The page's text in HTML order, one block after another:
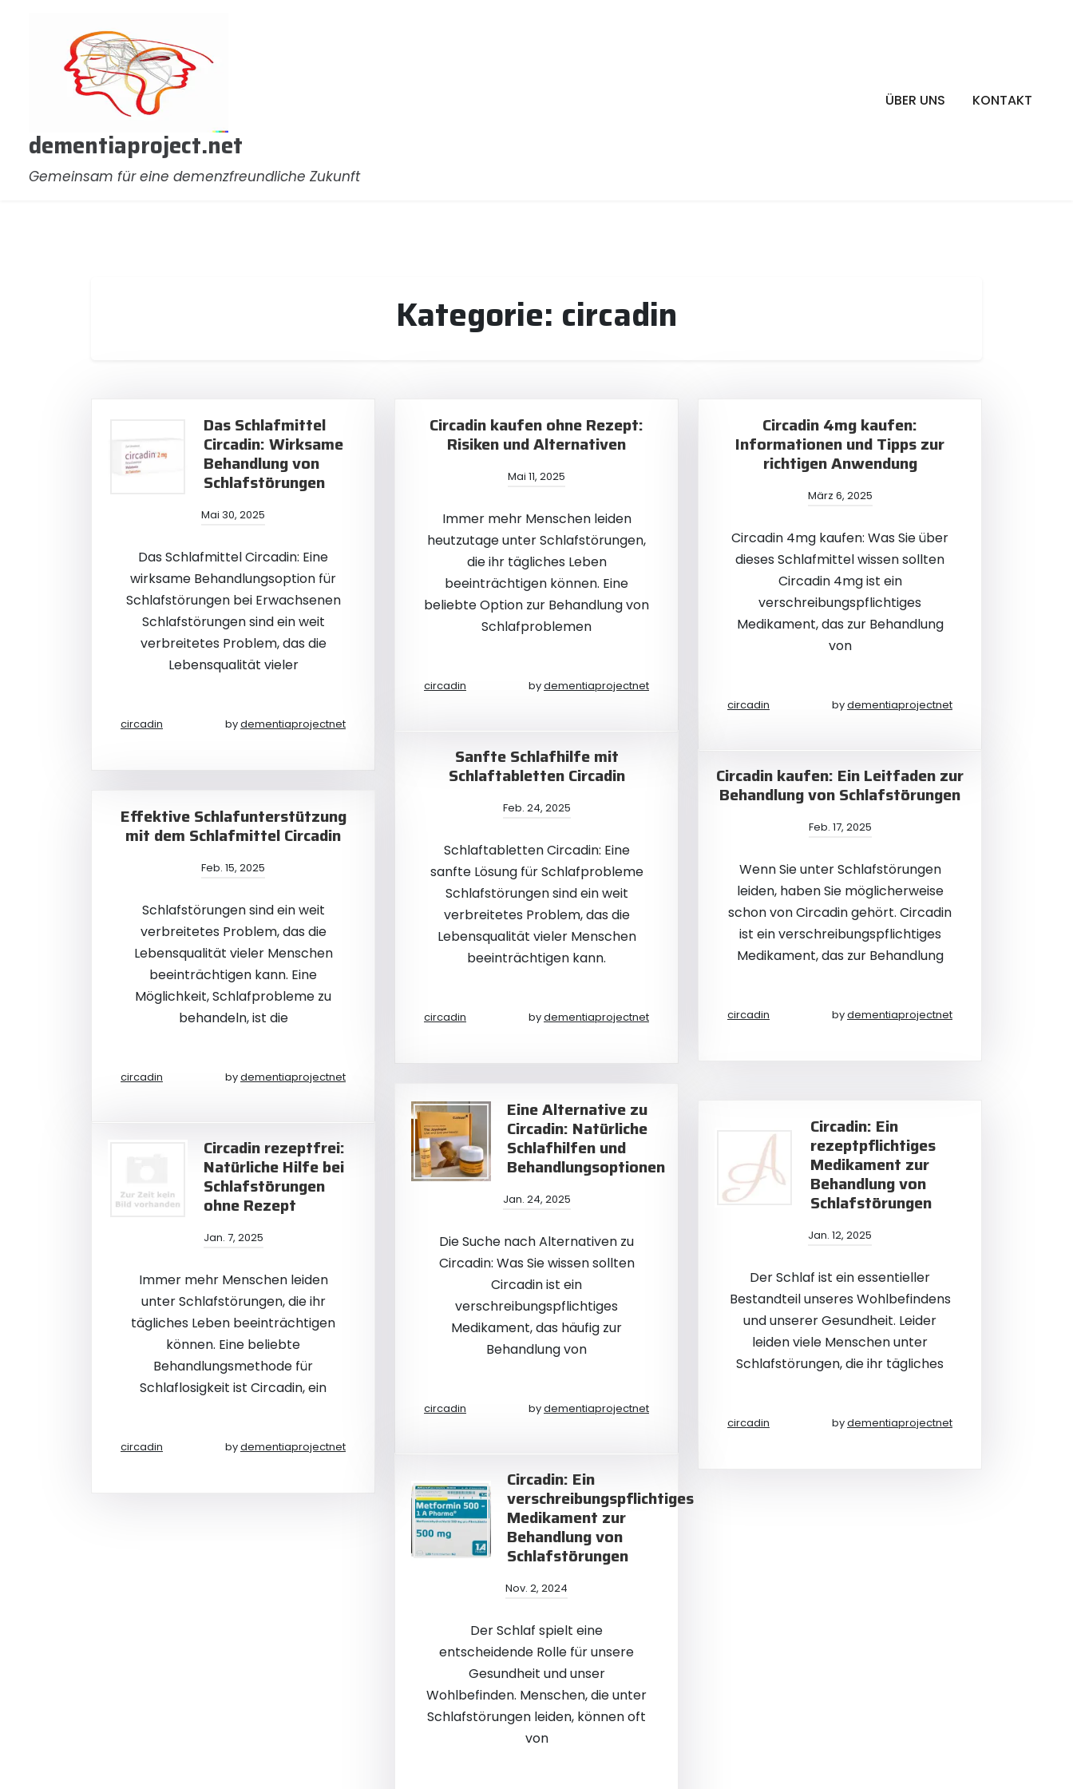
dementiaproject.net
Gemeinsam für eine demenzfreundliche Zukunft
ÜBER UNS KONTAKT
Kategorie: circadin
Das Schlafmittel
Circadin: Wirksame
Behandlung von
Schlafstörungen
Mai 30, 2025
Das Schlafmittel Circadin: Eine
wirksame Behandlungsoption für
Schlafstörungen bei Erwachsenen
Schlafstörungen sind ein weit
verbreitetes Problem, das die
Lebensqualität vieler
circadin bydementiaprojectnet
Circadin kaufen ohne Rezept:
Risiken und Alternativen
Mai 11, 2025
Immer mehr Menschen leiden
heutzutage unter Schlafstörungen,
die ihr tägliches Leben
beeinträchtigen können. Eine
beliebte Option zur Behandlung von
Schlafproblemen
circadin bydementiaprojectnet
Circadin 4mg kaufen:
Informationen und Tipps zur
richtigen Anwendung
März 6, 2025
Circadin 4mg kaufen: Was Sie über
dieses Schlafmittel wissen sollten
Circadin 4mg ist ein
verschreibungspflichtiges
Medikament, das zur Behandlung
von
circadin bydementiaprojectnet
Sanfte Schlafhilfe mit
Schlaftabletten Circadin
Feb. 24, 2025
Schlaftabletten Circadin: Eine
sanfte Lösung für Schlafprobleme
Schlafstörungen sind ein weit
verbreitetes Problem, das die
Lebensqualität vieler Menschen
beeinträchtigen kann.
circadin bydementiaprojectnet
Circadin kaufen: Ein Leitfaden zur
Behandlung von Schlafstörungen
Feb. 17, 2025
Wenn Sie unter Schlafstörungen
leiden, haben Sie möglicherweise
schon von Circadin gehört. Circadin
ist ein verschreibungspflichtiges
Medikament, das zur Behandlung
circadin bydementiaprojectnet
Effektive Schlafunterstützung
mit dem Schlafmittel Circadin
Feb. 15, 2025
Schlafstörungen sind ein weit
verbreitetes Problem, das die
Lebensqualität vieler Menschen
beeinträchtigen kann. Eine
Möglichkeit, Schlafprobleme zu
behandeln, ist die
circadin bydementiaprojectnet
Eine Alternative zu
Circadin: Natürliche
Schlafhilfen und
Behandlungsoptionen
Jan. 24, 2025
Die Suche nach Alternativen zu
Circadin: Was Sie wissen sollten
Circadin ist ein
verschreibungspflichtiges
Medikament, das häufig zur
Behandlung von
circadin bydementiaprojectnet
Circadin: Ein
rezeptpflichtiges
Medikament zur
Behandlung von
Schlafstörungen
Jan. 12, 2025
Der Schlaf ist ein essentieller
Bestandteil unseres Wohlbefindens
und unserer Gesundheit. Leider
leiden viele Menschen unter
Schlafstörungen, die ihr tägliches
circadin bydementiaprojectnet
Circadin rezeptfrei:
Natürliche Hilfe bei
Schlafstörungen
ohne Rezept
Jan. 7, 2025
Immer mehr Menschen leiden
unter Schlafstörungen, die ihr
tägliches Leben beeinträchtigen
können. Eine beliebte
Behandlungsmethode für
Schlaflosigkeit ist Circadin, ein
circadin bydementiaprojectnet
Circadin: Ein
verschreibungspflichtiges
Medikament zur
Behandlung von
Schlafstörungen
Nov. 2, 2024
Der Schlaf spielt eine
entscheidende Rolle für unsere
Gesundheit und unser
Wohlbefinden. Menschen, die unter
Schlafstörungen leiden, können oft
von